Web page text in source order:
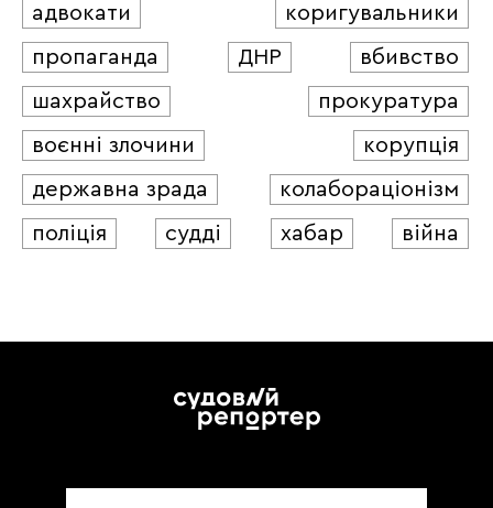
адвокати
коригувальники
пропаганда
ДНР
вбивство
шахрайство
прокуратура
воєнні злочини
корупція
державна зрада
колабораціонізм
поліція
судді хабар війна